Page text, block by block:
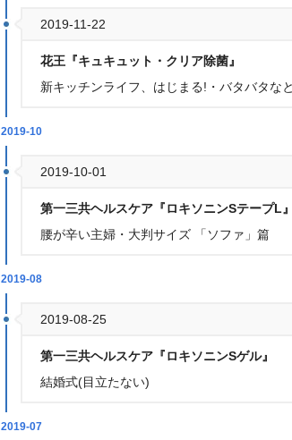
2019-11-22
花王『キュキュット・クリア除菌』
新キッチンライフ、はじまる!・バタバタな
2019-10
2019-10-01
第一三共ヘルスケア『ロキソニンSテープL』
腰が辛い主婦・大判サイズ 「ソファ」篇
2019-08
2019-08-25
第一三共ヘルスケア『ロキソニンSゲル』
結婚式(目立たない)
2019-07